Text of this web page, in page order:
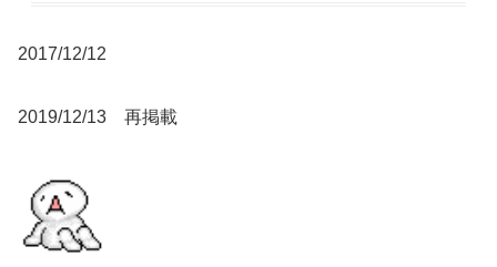
2017/12/12
2019/12/13 再掲載